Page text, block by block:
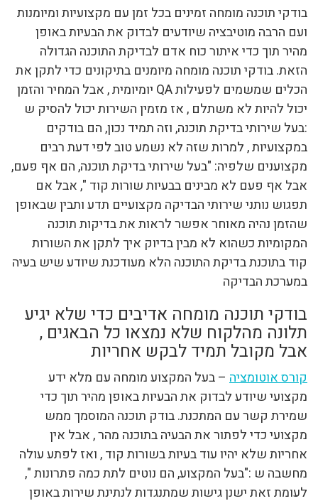
בודקי תוכנה מומחה זמינים בכל זמן עם מקצועיות ומיומנות
ועם הרבה מוטיבציה שיודעים לבדוק את הבעיות באופן
מהיר תוך כדי איתור כוח אדם לבדיקת התוכנה הגדולה
הזאת. בודקי תוכנה מומחה מיומנים בתיקונים כדי לתקן את
הכלים שמשמים לפעילות QA יומיומית , אבל המחיר והזמן
יכול להיות לא משתלם , אז מזמין השירות יכול להסיק ש
:בעל שירותי בדיקת תוכנה, וזה תמיד נכון, הם בודקים
במקצועיות , למרות שזה לא נשמע טוב לפי דעת רבים
מקצוענים שלפיה: "בעל שירותי בדיקת תוכנה, הם אף פעם,
אבל אף פעם לא מבינים בבעיות שורות קוד ", אבל אם
תפגוש נותני שירותי הבדיקה מקצועיים תדע ותבין שבאופן
שהזמן נהיה מאוחר אפשר לראות את בדיקות תוכנה
המקומיות כשהוא לא מבין בדיוק איך לתקן את השורות
קוד בתוכנת בדיקת התוכנה הלא מעודכנת שיודע שיש בעיה
במערכת הבדיקה
בודקי תוכנה מומחה אדיבים כדי שלא יגיע
תלונה מהלקוח שלא נמצאו כל הבאגים ,
אבל מקובל תמיד לבקש אחריות
קורס אוטומציה – בעל המקצוע מומחה עם מלא ידע
מקצועי שיודע לבדוק את הבעיות באופן מהיר תוך כדי
שמירת קשר עם המתכנת. בודק תוכנה המוסמך ממש
מקצועי כדי לפתור את הבעיה בתוכנה מהר , אבל אין
אחריות שלא יהיו עוד בעיות בשורות קוד , ואז לפתע עולה
מחשבה ש :"בעל המקצוע, הם נוטים לתת כמה פתרונות ",
לעומת זאת ישנן גישות שמתנגדות לנתינת שירות באופן